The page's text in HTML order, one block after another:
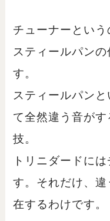
チューナーとい
スティールパン
す。
スティールパン
て全然違う音が
技。
トリニダードに
す。それだけ、
在するわけです。